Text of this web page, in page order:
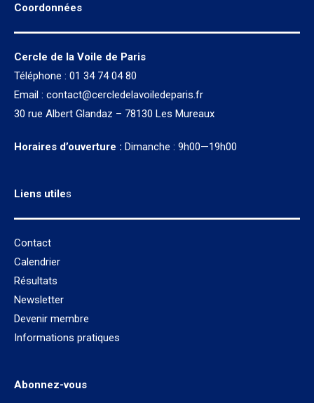
Coordonnées
Cercle de la Voile de Paris
Téléphone : 01 34 74 04 80
Email : contact@cercledelavoiledeparis.fr
30 rue Albert Glandaz – 78130 Les Mureaux
Horaires d’ouverture : Dimanche : 9h00—19h00
Liens utiles
Contact
Calendrier
Résultats
Newsletter
Devenir membre
Informations pratiques
Abonnez-vous